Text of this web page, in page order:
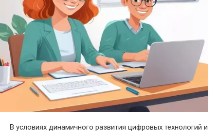
В условиях динамичного развития цифровых технологий и